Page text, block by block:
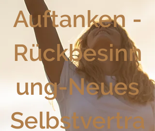
Auftanken -
Rückbesinn
ung-Neues
Selbstvertra